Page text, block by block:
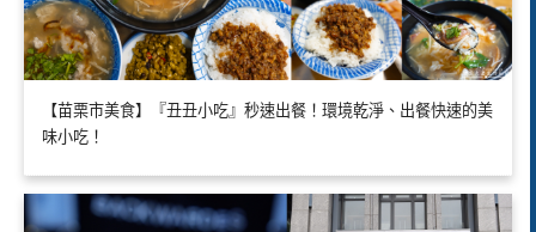
【苗栗市美食】『丑丑小吃』秒速出餐！環境乾淨、出餐快速的美
味小吃！